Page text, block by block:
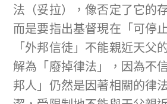
法（妥拉），像否定了它的
而是要指出基督現在「可停
「外邦信徒」不能親近天父
解為「廢掉律法」，因為不
邦人」仍然是因著相關的律